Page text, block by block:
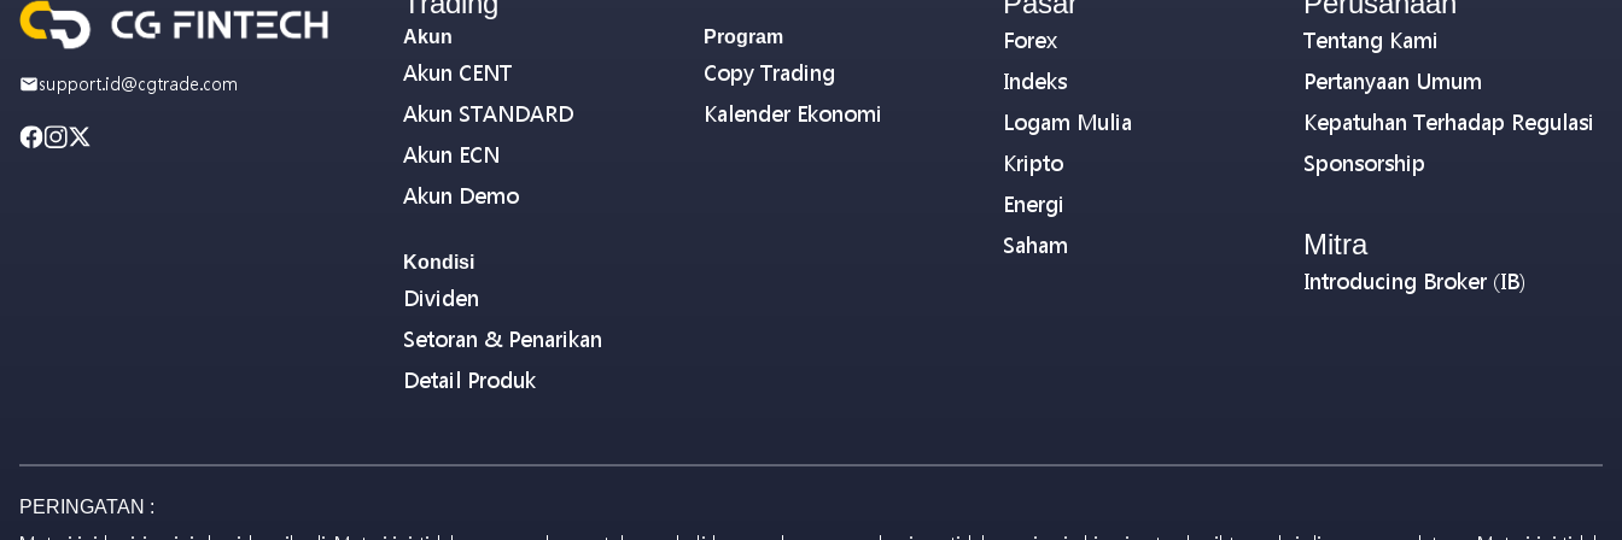
support.id@cgtrade.com
Akun
Akun CENT
Akun STANDARD
Akun ECN
Akun Demo
Kondisi
Dividen
Setoran & Penarikan
Detail Produk
Program
Copy Trading
Kalender Ekonomi
Forex
Indeks
Logam Mulia
Kripto
Energi
Saham
Tentang Kami
Pertanyaan Umum
Kepatuhan Terhadap Regulasi
Sponsorship
Mitra
Introducing Broker (IB)
PERINGATAN :